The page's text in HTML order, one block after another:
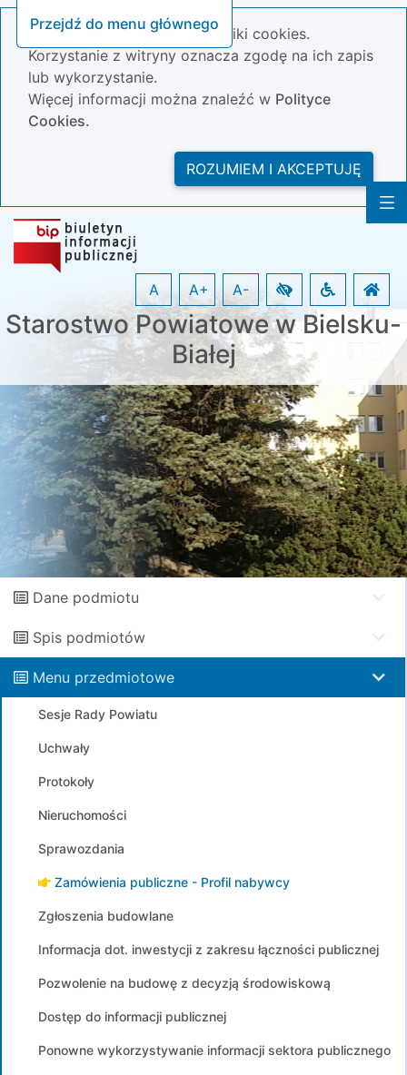
Przejdź do menu głównego
Nasza strona wykorzystuje pliki cookies.
Korzystanie z witryny oznacza zgodę na ich zapis
lub wykorzystanie.
Więcej informacji można znaleźć w Polityce
Cookies.
ROZUMIEM I AKCEPTUJĘ
Starostwo Powiatowe w Bielsku-
Białej
A A+ A-
Dane podmiotu
Spis podmiotów
Menu przedmiotowe
Sesje Rady Powiatu
Uchwały
Protokoły
Nieruchomości
Sprawozdania
Zamówienia publiczne - Profil nabywcy
Zgłoszenia budowlane
Informacja dot. inwestycji z zakresu łączności publicznej
Pozwolenie na budowę z decyzją środowiskową
Dostęp do informacji publicznej
Ponowne wykorzystywanie informacji sektora publicznego